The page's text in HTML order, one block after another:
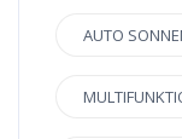
AUTO